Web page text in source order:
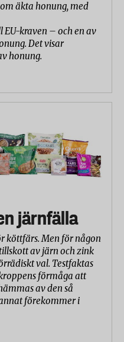
äkta honung, med
EU-kraven – och en av
Det visar
honung.
järnfälla
köttfärs. Men för någon
av järn och zink
val. Testfaktas
förmåga att
av den så
förekommer i